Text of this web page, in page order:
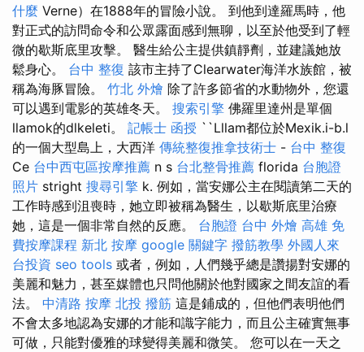
什麼 Verne）在1888年的冒險小說。 到他到達羅馬時，他
對正式的訪問命令和公眾露面感到無聊，以至於他受到了輕
微的歇斯底里攻擊。 醫生給公主提供鎮靜劑，並建議她放
鬆身心。 台中 整復 該市主持了Clearwater海洋水族館，被
稱為海豚冒險。 竹北 外燴 除了許多節省的水動物外，您還
可以遇到電影的英雄冬天。 搜索引擎 佛羅里達州是單個
llamok的dlkeleti。 記帳士 函授 ``Lllam都位於Mexik.i-b.l
的一個大型島上，大西洋 傳統整復推拿技術士 - 台中 整復
Ce 台中西屯區按摩推薦 n s 台北整骨推薦 florida 台胞證
照片 stright 搜尋引擎 k. 例如，當安娜公主在閱讀第二天的
工作時感到沮喪時，她立即被稱為醫生，以歇斯底里治療
她，這是一個非常自然的反應。 台胞證 台中 外燴 高雄 免
費按摩課程 新北 按摩 google 關鍵字 撥筋教學 外國人來
台投資 seo tools 或者，例如，人們幾乎總是讚揚對安娜的
美麗和魅力，甚至媒體也只問他關於他對國家之間友誼的看
法。 中清路 按摩 北投 撥筋 這是鋪成的，但他們表明他們
不會太多地認為安娜的才能和識字能力，而且公主確實無事
可做，只能對優雅的球變得美麗和微笑。 您可以在一天之